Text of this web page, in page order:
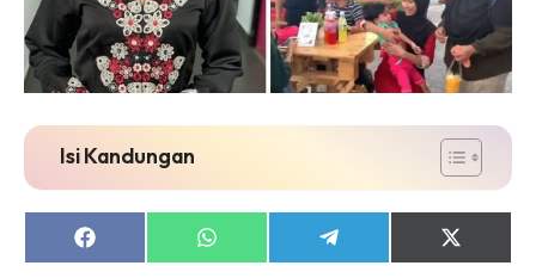
Isi Kandungan
Share
on
Share
on
Share
on
Share
on